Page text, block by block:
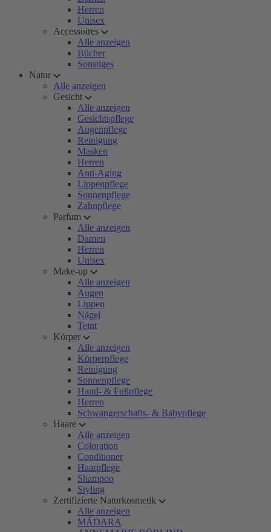
Herren
Unisex
Accessoires
Alle anzeigen
Bücher
Sonstiges
Natur
Alle anzeigen
Gesicht
Alle anzeigen
Gesichtspflege
Augenpflege
Reinigung
Masken
Herren
Anti-Aging
Lippenpflege
Sonnenpflege
Zahnpflege
Parfum
Alle anzeigen
Damen
Herren
Unisex
Make-up
Alle anzeigen
Augen
Lippen
Nägel
Teint
Körper
Alle anzeigen
Körperpflege
Reinigung
Sonnenpflege
Hand- & Fußpflege
Herren
Schwangerschafts- & Babypflege
Haare
Alle anzeigen
Coloration
Conditioner
Haarpflege
Shampoo
Styling
Zertifizierte Naturkosmetik
Alle anzeigen
MÁDARA